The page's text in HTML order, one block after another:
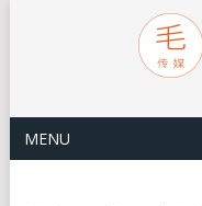
MENU